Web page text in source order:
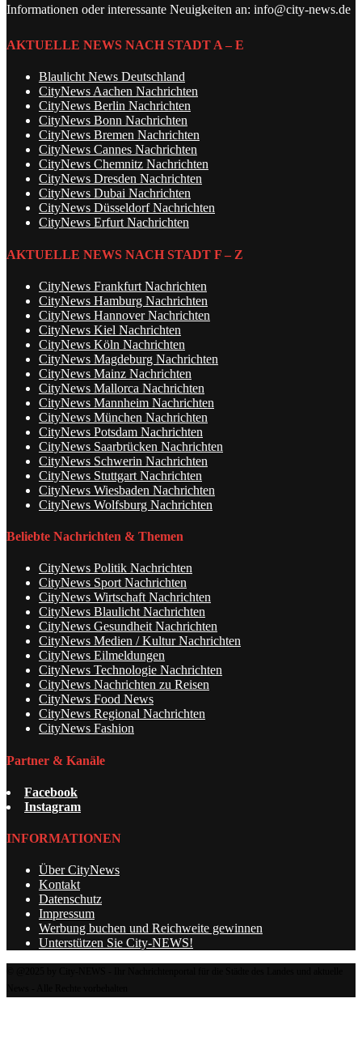
Informationen oder interessante Neuigkeiten an: info@city-news.de
AKTUELLE NEWS NACH STADT A – E
Blaulicht News Deutschland
CityNews Aachen Nachrichten
CityNews Berlin Nachrichten
CityNews Bonn Nachrichten
CityNews Bremen Nachrichten
CityNews Cannes Nachrichten
CityNews Chemnitz Nachrichten
CityNews Dresden Nachrichten
CityNews Dubai Nachrichten
CityNews Düsseldorf Nachrichten
CityNews Erfurt Nachrichten
AKTUELLE NEWS NACH STADT F – Z
CityNews Frankfurt Nachrichten
CityNews Hamburg Nachrichten
CityNews Hannover Nachrichten
CityNews Kiel Nachrichten
CityNews Köln Nachrichten
CityNews Magdeburg Nachrichten
CityNews Mainz Nachrichten
CityNews Mallorca Nachrichten
CityNews Mannheim Nachrichten
CityNews München Nachrichten
CityNews Potsdam Nachrichten
CityNews Saarbrücken Nachrichten
CityNews Schwerin Nachrichten
CityNews Stuttgart Nachrichten
CityNews Wiesbaden Nachrichten
CityNews Wolfsburg Nachrichten
Beliebte Nachrichten & Themen
CityNews Politik Nachrichten
CityNews Sport Nachrichten
CityNews Wirtschaft Nachrichten
CityNews Blaulicht Nachrichten
CityNews Gesundheit Nachrichten
CityNews Medien / Kultur Nachrichten
CityNews Eilmeldungen
CityNews Technologie Nachrichten
CityNews Nachrichten zu Reisen
CityNews Food News
CityNews Regional Nachrichten
CityNews Fashion
Partner & Kanäle
Facebook
Instagram
INFORMATIONEN
Über CityNews
Kontakt
Datenschutz
Impressum
Werbung buchen und Reichweite gewinnen
Unterstützen Sie City-NEWS!